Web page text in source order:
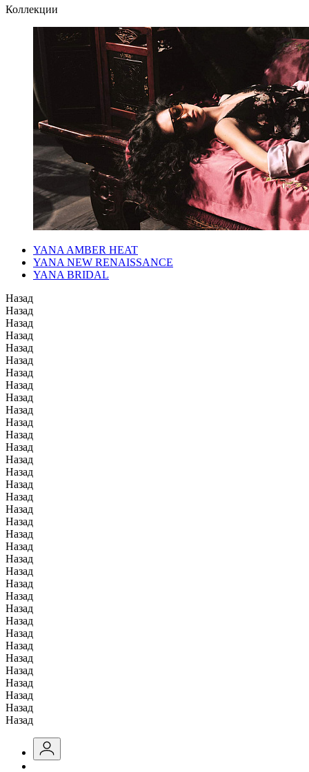
Коллекции
YANA AMBER HEAT
YANA NEW RENAISSANCE
YANA BRIDAL
Назад
Назад
Назад
Назад
Назад
Назад
Назад
Назад
Назад
Назад
Назад
Назад
Назад
Назад
Назад
Назад
Назад
Назад
Назад
Назад
Назад
Назад
Назад
Назад
Назад
Назад
Назад
Назад
Назад
Назад
Назад
Назад
Назад
Назад
Назад